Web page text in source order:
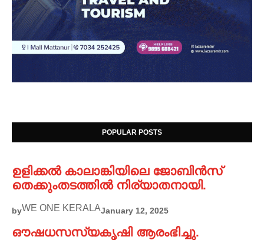
POPULAR POSTS
ഉളിക്കൽ കാലാങ്കിയിലെ ജോബിൻസ്
തെക്കുംതടത്തിൽ നിര്യാതനായി.
byWE ONE KERALAJanuary 12, 2025
ഔഷധസസ്യകൃഷി ആരംഭിച്ചു.